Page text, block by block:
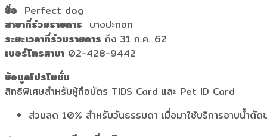
ชื่อ Perfect dog
สาขาที่ร่วมรายการ บางปะกอก
ระยะเวลาที่ร่วมรายการ ถึง 31 ก.ค. 62
เบอร์โทรสาขา 02-428-9442
ข้อมูลโปรโมชั่น
สิทธิพิเศษสำหรับผู้ถือบัตร TIDS Card และ Pet ID Card
ส่วนลด 10% สำหรับวันธรรมดา เมื่อมาใช้บริการอาบน้ำตั